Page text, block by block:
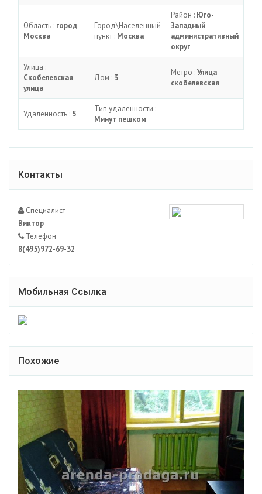
Область : город
Москва
Город\Населенный
пункт : Москва
Район : Юго-
Западный
административный
округ
Улица :
Скобелевская
улица
Дом : 3
Метро :Улица
скобелевская
Удаленность : 5
Тип удаленности :
Минут пешком
Контакты
Специалист
Виктор
Телефон
8(495)972-69-32
Мобильная Ссылка
Похожие